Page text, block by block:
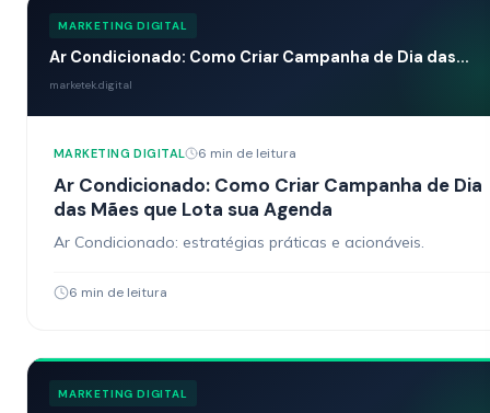
MARKETING DIGITAL
Ar Condicionado: Como Criar Campanha de Dia das...
marketek.digital
MARKETING DIGITAL 6 min de leitura
Ar Condicionado: Como Criar Campanha de Dia
das Mães que Lota sua Agenda
Ar Condicionado: estratégias práticas e acionáveis.
6 min de leitura
MARKETING DIGITAL